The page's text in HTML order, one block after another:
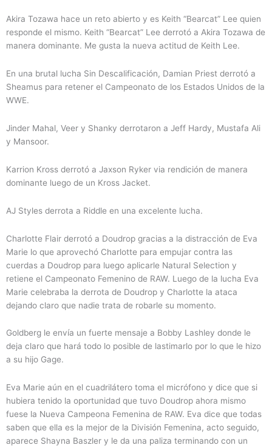
Akira Tozawa hace un reto abierto y es Keith “Bearcat” Lee quien
responde el mismo. Keith “Bearcat” Lee derrotó a Akira Tozawa de
manera dominante. Me gusta la nueva actitud de Keith Lee.
En una brutal lucha Sin Descalificación, Damian Priest derrotó a
Sheamus para retener el Campeonato de los Estados Unidos de la
WWE.
Jinder Mahal, Veer y Shanky derrotaron a Jeff Hardy, Mustafa Ali
y Mansoor.
Karrion Kross derrotó a Jaxson Ryker via rendición de manera
dominante luego de un Kross Jacket.
AJ Styles derrota a Riddle en una excelente lucha.
Charlotte Flair derrotó a Doudrop gracias a la distracción de Eva
Marie lo que aprovechó Charlotte para empujar contra las
cuerdas a Doudrop para luego aplicarle Natural Selection y
retiene el Campeonato Femenino de RAW. Luego de la lucha Eva
Marie celebraba la derrota de Doudrop y Charlotte la ataca
dejando claro que nadie trata de robarle su momento.
Goldberg le envía un fuerte mensaje a Bobby Lashley donde le
deja claro que hará todo lo posible de lastimarlo por lo que le hizo
a su hijo Gage.
Eva Marie aún en el cuadrilátero toma el micrófono y dice que si
hubiera tenido la oportunidad que tuvo Doudrop ahora mismo
fuese la Nueva Campeona Femenina de RAW. Eva dice que todas
saben que ella es la mejor de la División Femenina, acto seguido,
aparece Shayna Baszler y le da una paliza terminando con un